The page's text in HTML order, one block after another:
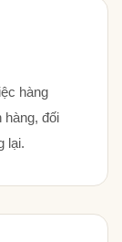
hàng
hàng, đối
lại.